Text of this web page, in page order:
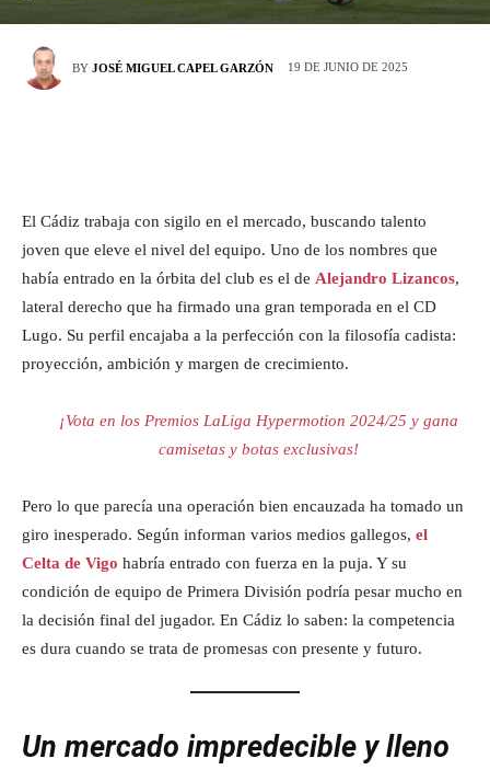
BY JOSÉ MIGUEL CAPEL GARZÓN 19 DE JUNIO DE 2025
El Cádiz trabaja con sigilo en el mercado, buscando talento
joven que eleve el nivel del equipo. Uno de los nombres que
había entrado en la órbita del club es el de Alejandro Lizancos,
lateral derecho que ha firmado una gran temporada en el CD
Lugo. Su perfil encajaba a la perfección con la filosofía cadista:
proyección, ambición y margen de crecimiento.
¡Vota en los Premios LaLiga Hypermotion 2024/25 y gana
camisetas y botas exclusivas!
Pero lo que parecía una operación bien encauzada ha tomado un
giro inesperado. Según informan varios medios gallegos, el
Celta de Vigo habría entrado con fuerza en la puja. Y su
condición de equipo de Primera División podría pesar mucho en
la decisión final del jugador. En Cádiz lo saben: la competencia
es dura cuando se trata de promesas con presente y futuro.
Un mercado impredecible y lleno